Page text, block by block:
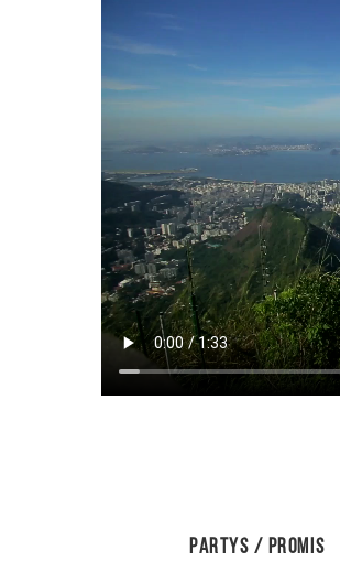
Partys / Promis